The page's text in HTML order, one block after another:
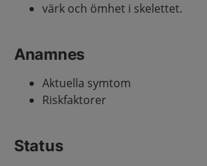
värk och ömhet i skelettet.
Anamnes
Aktuella symtom
Riskfaktorer
Status